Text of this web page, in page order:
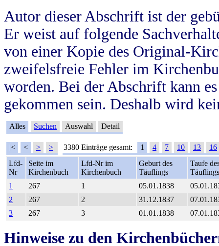
Autor dieser Abschrift ist der
Er weist auf folgende
von einer Kopie des Original-
zweifelsfreie Fehler im
worden. Bei der Abschrift kann
gekommen sein. Deshalb wird
Alles Suchen Auswahl Detail
|< < > >| 3380 Einträge gesamt: 1 4 7 10 13
16
Lfd-
Nr
Seite im
Kirchenbuch
Lfd-Nr im
Kirchenbuch
Geburt des
Täuflings
Taufe
Täuflings
1
267 1 05.01.1838
2
267 2 31.12.1837
3
267 3 01.01.1838
Hinweise zu den